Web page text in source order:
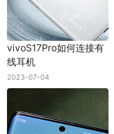
vivoS17Pro如何连接有
线耳机
2023-07-04